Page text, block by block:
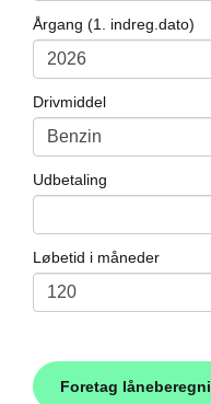
Årgang (1. indreg.dato)
Drivmiddel
Udbetaling
Løbetid i måneder